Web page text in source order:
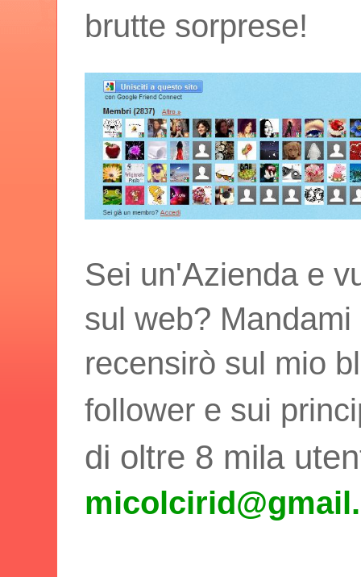
brutte sorprese!
Sei un'Azienda e
sul web?
recensirò sul mio
follower e sui
di oltre 8 mila